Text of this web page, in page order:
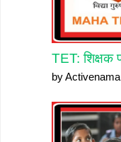
TET: शिक्षक
by Activenama